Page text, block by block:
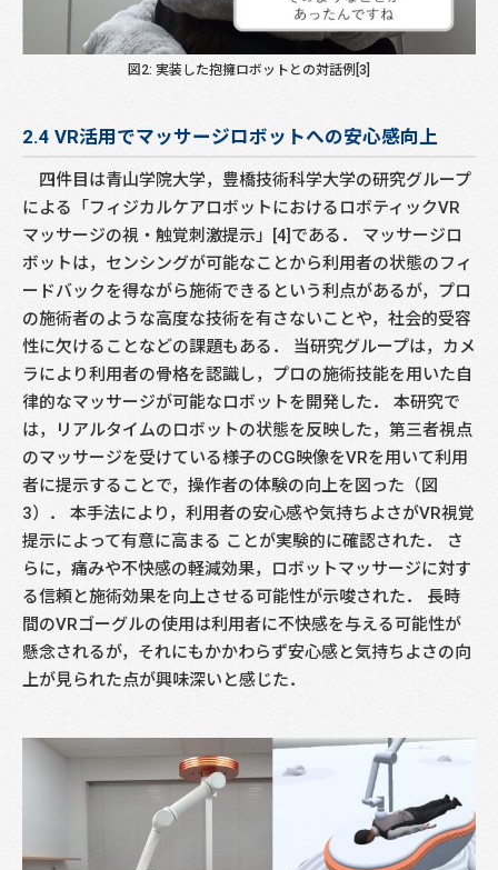
図2: 実装した抱擁ロボットとの対話例[3]
2.4 VR活用でマッサージロボットへの安心感向上
四件目は青山学院大学，豊橋技術科学大学の研究グループ
による「フィジカルケアロボットにおけるロボティックVR
マッサージの視・触覚刺激提示」[4]である． マッサージロ
ボットは，センシングが可能なことから利用者の状態のフィ
ードバックを得ながら施術できるという利点があるが，プロ
の施術者のような高度な技術を有さないことや，社会的受容
性に欠けることなどの課題もある． 当研究グループは，カメ
ラにより利用者の骨格を認識し，プロの施術技能を用いた自
律的なマッサージが可能なロボットを開発した． 本研究で
は，リアルタイムのロボットの状態を反映した，第三者視点
のマッサージを受けている様子のCG映像をVRを用いて利用
者に提示することで，操作者の体験の向上を図った（図
3）． 本手法により，利用者の安心感や気持ちよさがVR視覚
提示によって有意に高まる ことが実験的に確認された． さ
らに，痛みや不快感の軽減効果，ロボットマッサージに対す
る信頼と施術効果を向上させる可能性が示唆された． 長時
間のVRゴーグルの使用は利用者に不快感を与える可能性が
懸念されるが，それにもかかわらず安心感と気持ちよさの向
上が見られた点が興味深いと感じた．